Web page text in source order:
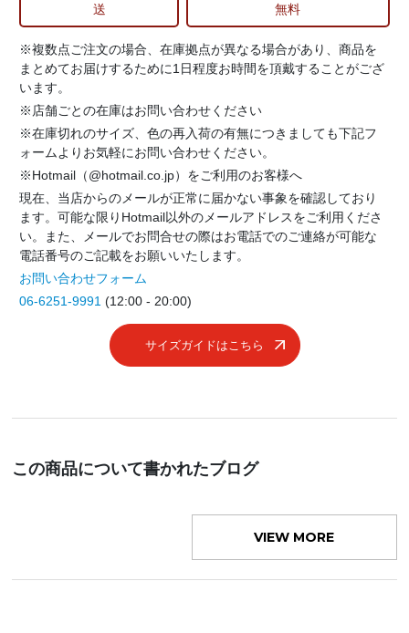
送
無料
※複数点ご注文の場合、在庫拠点が異なる場合があり、商品を
まとめてお届けするために1日程度お時間を頂戴することがござ
います。
※店舗ごとの在庫はお問い合わせください
※在庫切れのサイズ、色の再入荷の有無につきましても下記フ
ォームよりお気軽にお問い合わせください。
※Hotmail（@hotmail.co.jp）をご利用のお客様へ
現在、当店からのメールが正常に届かない事象を確認しており
ます。可能な限りHotmail以外のメールアドレスをご利用くださ
い。また、メールでお問合せの際はお電話でのご連絡が可能な
電話番号のご記載をお願いいたします。
お問い合わせフォーム
06-6251-9991 (12:00 - 20:00)
サイズガイドはこちら
この商品について書かれたブログ
VIEW MORE